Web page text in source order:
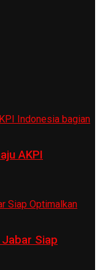
AKPI
Siap